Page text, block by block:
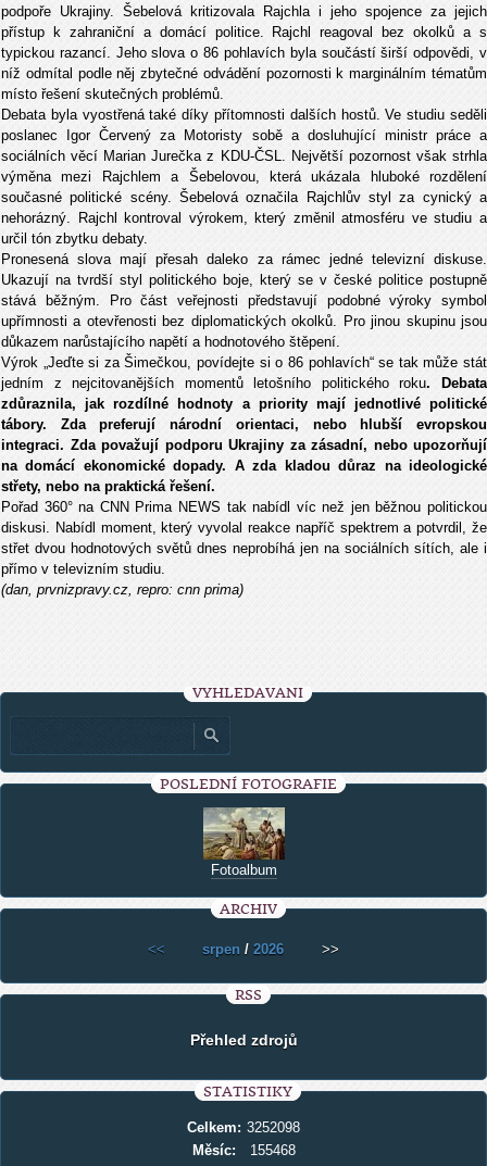
podpoře Ukrajiny. Šebelová kritizovala Rajchla i jeho spojence za jejich
přístup k zahraniční a domácí politice. Rajchl reagoval bez okolků a s
typickou razancí. Jeho slova o 86 pohlavích byla součástíširší odpovědi, v
níž odmítal podle něj zbytečné odvádění pozornosti k marginálním tématům
místo řešení skutečných problémů.
Debata byla vyostřená také díky přítomnosti dalších hostů. Ve studiu seděli
poslanec Igor Červený za Motoristy sobě a dosluhující ministr práce a
sociálních věcí Marian Jurečka z KDU-ČSL. Největší pozornost však strhla
výměna mezi Rajchlem a Šebelovou, která ukázala hluboké rozdělení
současné politické scény. Šebelová označila Rajchlův styl za cynický a
nehorázný. Rajchl kontroval výrokem, který změnil atmosféru ve studiu a
určil tón zbytku debaty.
Pronesená slova mají přesah daleko za rámec jedné televizní diskuse.
Ukazují na tvrdší styl politického boje, který se v české politice postupně
stává běžným. Pročást veřejnosti představují podobné výroky symbol
upřímnosti a otevřenosti bez diplomatických okolků. Pro jinou skupinu jsou
důkazem narůstajícího napětí a hodnotového štěpení.
Výrok „Jeďte si za Šimečkou, povídejte si o 86 pohlavích“ se tak může stát
jedním z nejcitovanějších momentů letošního politického roku. Debata
zdůraznila, jak rozdílné hodnoty a priority mají jednotlivé politické
tábory. Zda preferují národní orientaci, nebo hlubší evropskou
integraci. Zda považují podporu Ukrajiny za zásadní, nebo upozorňují
na domácí ekonomické dopady. A zda kladou důraz na ideologické
střety, nebo na praktická řešení.
Pořad 360° na CNN Prima NEWS tak nabídl víc než jen běžnou politickou
diskusi. Nabídl moment, který vyvolal reakce napříč spektrem a potvrdil, že
střet dvou hodnotových světů dnes neprobíhá jen na sociálních sítích, ale i
přímo v televizním studiu.
(dan, prvnizpravy.cz, repro: cnn prima)
VYHLEDÁVÁNÍ
POSLEDNÍ FOTOGRAFIE
Fotoalbum
ARCHIV
<< srpen / 2026 >>
RSS
Přehled zdrojů
STATISTIKY
Celkem: 3252098
Měsíc:
155468